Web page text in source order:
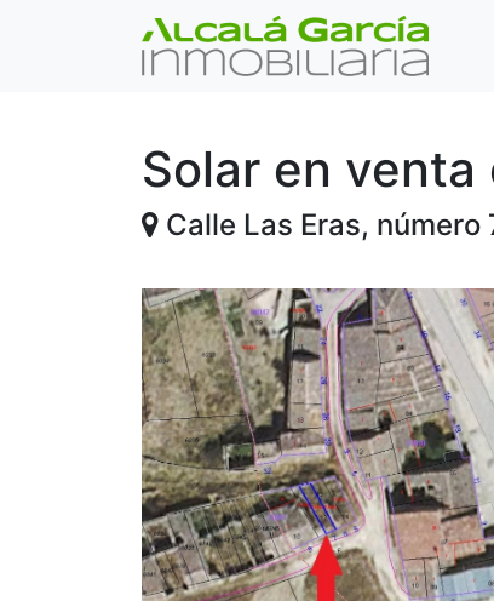
Solar en venta
Calle Las Eras, número